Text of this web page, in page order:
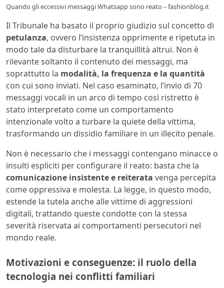
Quando gli eccessivi messaggi Whatsapp sono reato – fashionblog.it
Il Tribunale ha basato il proprio giudizio sul concetto di
petulanza, ovvero l’insistenza opprimente e ripetuta in
modo tale da disturbare la tranquillità altrui. Non è
rilevante soltanto il contenuto dei messaggi, ma
soprattutto la modalità, la frequenza e la quantità
con cui sono inviati. Nel caso esaminato, l’invio di 70
messaggi vocali in un arco di tempo così ristretto è
stato interpretato come un comportamento
intenzionale volto a turbare la quiete della vittima,
trasformando un dissidio familiare in un illecito penale.
Non è necessario che i messaggi contengano minacce o
insulti espliciti per configurare il reato: basta che la
comunicazione insistente e reiterata venga percepita
come oppressiva e molesta. La legge, in questo modo,
estende la tutela anche alle vittime di aggressioni
digitali, trattando queste condotte con la stessa
severità riservata ai comportamenti persecutori nel
mondo reale.
Motivazioni e conseguenze: il ruolo della
tecnologia nei conflitti familiari